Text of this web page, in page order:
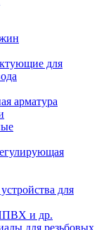
для
арматура
для
и др.
для резьбовых